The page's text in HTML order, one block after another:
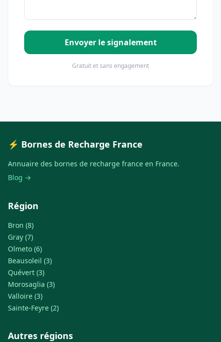
Envoyer le signalement
Gratuit et sans engagement
⚡ Bornes de Recharge France
Annuaire des bornes de recharge france en France.
Blog →
Région
Bron (8)
Gray (7)
Olmeto (6)
Beausoleil (3)
Quévert (3)
Morosaglia (3)
Valloire (3)
Sainte-Feyre (2)
Autres régions